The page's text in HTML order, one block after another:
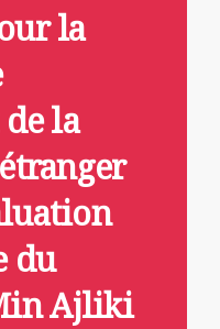
la
la
du
Ajliki